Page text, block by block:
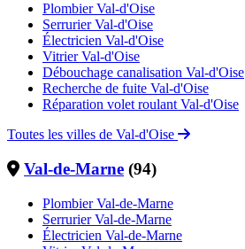
Plombier Val-d'Oise
Serrurier Val-d'Oise
Électricien Val-d'Oise
Vitrier Val-d'Oise
Débouchage canalisation Val-d'Oise
Recherche de fuite Val-d'Oise
Réparation volet roulant Val-d'Oise
Toutes les villes de Val-d'Oise
Val-de-Marne (94)
Plombier Val-de-Marne
Serrurier Val-de-Marne
Électricien Val-de-Marne